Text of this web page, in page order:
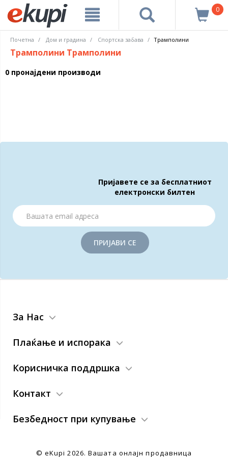
0
Почетна Дом и градина Спортска забава Трамполини
Трамполини Трамполини
0 пронајдени производи
Пријавете се за бесплатниот
електронски билтен
ПРИЈАВИ СЕ
За Нас
Плаќање и испорака
Корисничка поддршка
Контакт
Безбедност при купување
© eKupi2026. Вашата онлајн продавница